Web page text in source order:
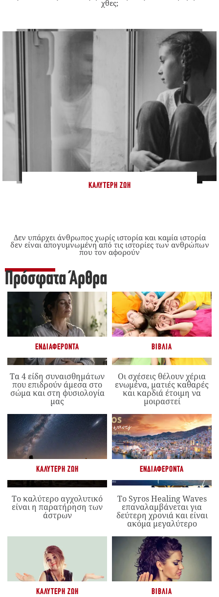
χθες;
ΚΑΛΎΤΕΡΗ ΖΩΉ
Δεν υπάρχει άνθρωπος χωρίς ιστορία και καμία ιστορία
δεν είναι απογυμνωμένη από τις ιστορίες των ανθρώπων
που τον αφορούν
Πρόσφατα Άρθρα
ΕΝΔΙΑΦΈΡΟΝΤΑ
Τα 4 είδη συναισθημάτων
που επιδρούν άμεσα στο
σώμα και στη φυσιολογία
μας
ΒΙΒΛΊΑ
Οι σχέσεις θέλουν χέρια
ενωμένα, ματιές καθαρές
και καρδιά έτοιμη να
μοιραστεί
ΚΑΛΎΤΕΡΗ ΖΩΉ
Το καλύτερο αγχολυτικό
είναι η παρατήρηση των
άστρων
ΕΝΔΙΑΦΈΡΟΝΤΑ
Το Syros Healing Waves
επαναλαμβάνεται για
δεύτερη χρονιά και είναι
ακόμα μεγαλύτερο
ΚΑΛΎΤΕΡΗ ΖΩΉ ΒΙΒΛΊΑ